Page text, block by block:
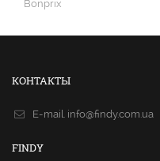
Bonprix
КОНТАКТЫ
E-mail. info@findy.com.ua
FINDY